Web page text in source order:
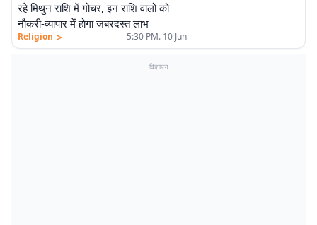
रहे मिथुन राशि में गोचर, इन राशि वालों को
नौकरी-व्यापार में होगा जबरदस्त लाभ
Religion > 5:30 PM. 10 Jun
विज्ञापन